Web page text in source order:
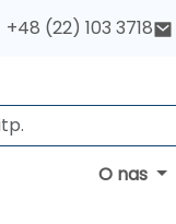
+48 (22) 103 3718
O nas